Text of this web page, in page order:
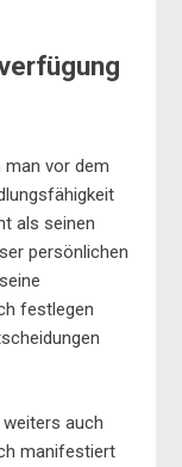
man vor dem
als seinen
persönlichen
festlegen
auch
manifestiert